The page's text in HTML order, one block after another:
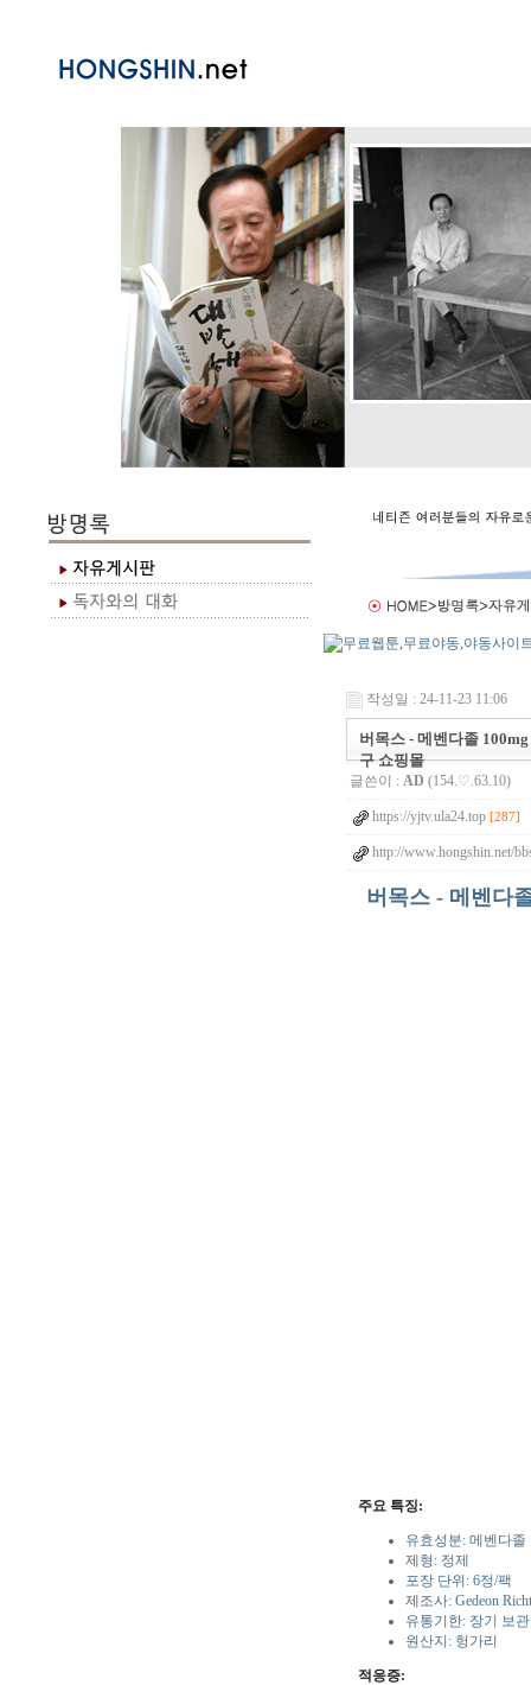
작성일 : 24-11-23 11:06
버목스 - 메벤다졸
구 쇼핑몰
글쓴이 : AD (154.♡.63.10)
https://yjtv.ula24.top [287]
http://www.hongshin.net/
버목스 - 메벤다
주요 특징:
유효성분: 메벤다졸
제형: 정제
포장 단위: 6정/팩
제조사: Gedeon
유통기한: 장기 보
원산지: 헝가리
적응증: